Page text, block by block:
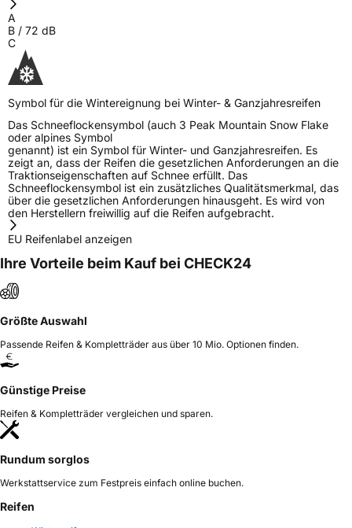
A
B / 72 dB
C
Symbol für die Wintereignung bei Winter- & Ganzjahresreifen
Das Schneeflockensymbol (auch 3 Peak Mountain Snow Flake
oder alpines Symbol
genannt) ist ein Symbol für Winter- und Ganzjahresreifen. Es
zeigt an, dass der Reifen die gesetzlichen Anforderungen an die
Traktionseigenschaften auf Schnee erfüllt. Das
Schneeflockensymbol ist ein zusätzliches Qualitätsmerkmal, das
über die gesetzlichen Anforderungen hinausgeht. Es wird von
den Herstellern freiwillig auf die Reifen aufgebracht.
EU Reifenlabel anzeigen
Ihre Vorteile beim Kauf bei CHECK24
Größte Auswahl
Passende Reifen & Kompletträder aus über 10 Mio. Optionen finden.
Günstige Preise
Reifen & Kompletträder vergleichen und sparen.
Rundum sorglos
Werkstattservice zum Festpreis einfach online buchen.
Reifen